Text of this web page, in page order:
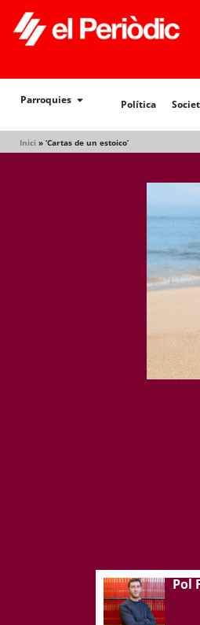
Parroquies Política
Inici » ‘Cartas de un estoico’
Política Societat
Pol